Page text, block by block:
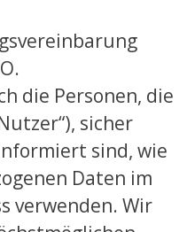
die Personen, die
sicher
sind, wie
Daten im
verwenden. Wir